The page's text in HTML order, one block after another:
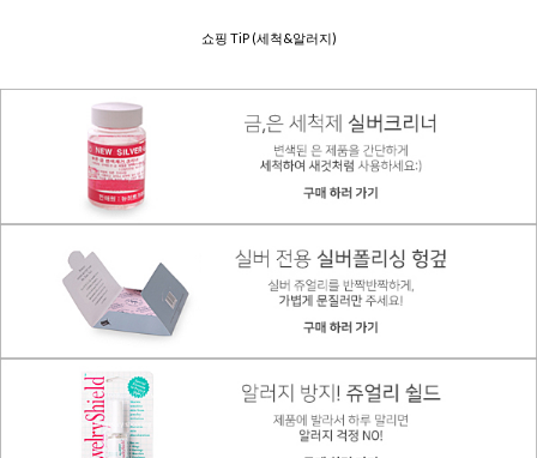
쇼핑 TiP (세척&알러지)